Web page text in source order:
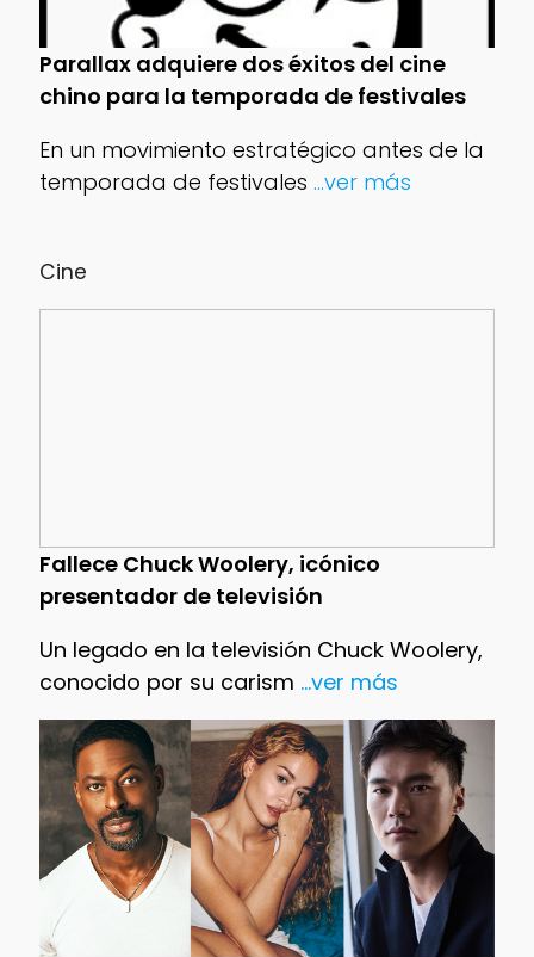
Cine
Fallece Chuck Woolery, icónico
presentador de televisión
Un legado en la televisión Chuck Woolery,
conocido por su carism ...ver más
Parallax adquiere dos éxitos del cine
chino para la temporada de festivales
En un movimiento estratégico antes de la
temporada de festivales ...ver más